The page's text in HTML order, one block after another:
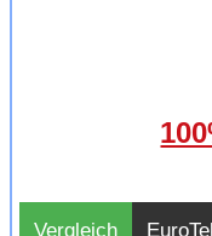
Vergleich